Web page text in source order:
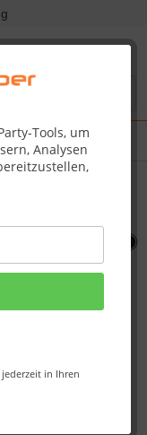
Tools, um
Analysen
in Ihren
PRO 500-1